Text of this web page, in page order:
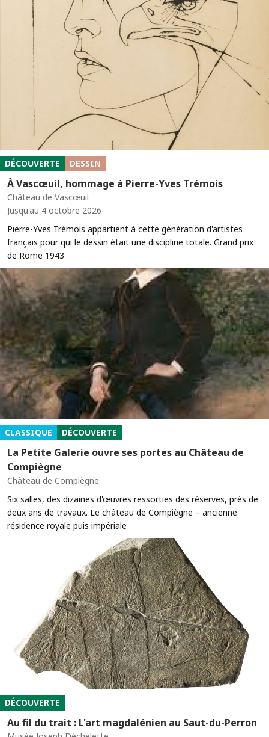
DÉCOUVERTE DESSIN
À Vascœuil, hommage à Pierre-Yves Trémois
Château de Vascœuil
Jusqu'au 4 octobre 2026
Pierre-Yves Trémois appartient à cette génération d'artistes
français pour qui le dessin était une discipline totale. Grand prix
de Rome 1943
CLASSIQUE DÉCOUVERTE
La Petite Galerie ouvre ses portes au Château de
Compiègne
Château de Compiègne
Six salles, des dizaines d'œuvres ressorties des réserves, près de
deux ans de travaux. Le château de Compiègne – ancienne
résidence royale puis impériale
DÉCOUVERTE
Au fil du trait : L'art magdalénien au Saut-du-Perron